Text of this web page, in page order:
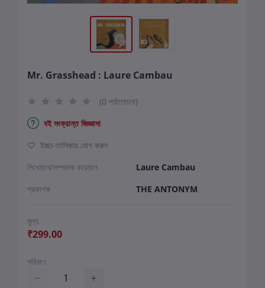
Mr. Grasshead : Laure Cambau
(0 পর্যালোচনা)
বই সংক্রান্ত জিজ্ঞাসা
ইচ্ছা-তালিকায় যোগ করুন
লিখেছেন/সম্পাদনা করেছেন
Laure Cambau
প্রকাশক
THE ANTONYM
মূল্য
₹299.00
পরিমাণ